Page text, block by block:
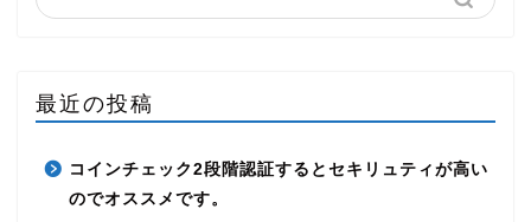
最近の投稿
コインチェック2段階認証するとセキリュティが高い
のでオススメです。